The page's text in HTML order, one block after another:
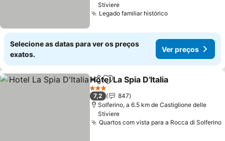
Stiviere
Legado familiar histórico
Selecione as datas para ver os preços
exatos.
Ver preços
PartilharAdicionar aos favoritos
Hotel La Spia D'Italia
3 Estrelas
7,2
847
Solferino, a 6.5 km de Castiglione delle
Stiviere
Quartos com vista para a Rocca di Solferino